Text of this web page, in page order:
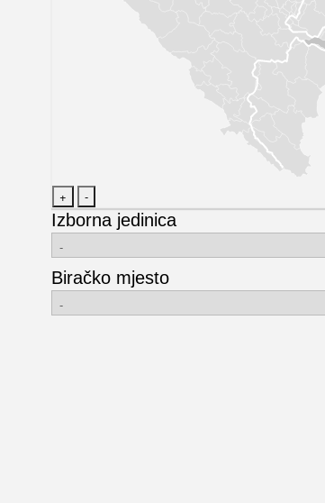
Izborna jedinica
Biračko mjesto